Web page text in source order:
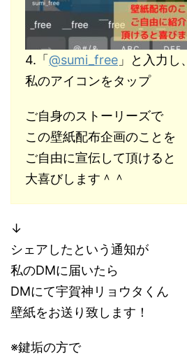
4.「 @sumi_free 」と入力し、
私のアイコンをタップ
ご自身のストーリーズで
この壁紙配布企画のことを
ご自由に宣伝して頂けると
大喜びします＾＾
↓
シェアしたという通知が
私のDMに届いたら
DMにて宇賀神リョウタくん
壁紙をお送り致します！
※鍵垢の方で